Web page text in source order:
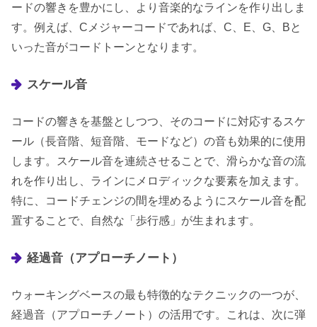
ードの響きを豊かにし、より音楽的なラインを作り出しま
す。例えば、Cメジャーコードであれば、C、E、G、Bと
いった音がコードトーンとなります。
スケール音
コードの響きを基盤としつつ、そのコードに対応するスケ
ール（長音階、短音階、モードなど）の音も効果的に使用
します。スケール音を連続させることで、滑らかな音の流
れを作り出し、ラインにメロディックな要素を加えます。
特に、コードチェンジの間を埋めるようにスケール音を配
置することで、自然な「歩行感」が生まれます。
経過音（アプローチノート）
ウォーキングベースの最も特徴的なテクニックの一つが、
経過音（アプローチノート）の活用です。これは、次に弾